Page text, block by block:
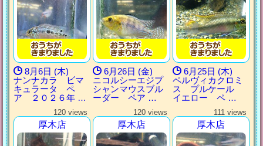
8月6日 (木)
ナンナカラ ビマ
キュラータ ペ
ア ２０２６年 …
6月26日 (金)
ニコルシーエジプ
シャンマウスブル
ーダー ペア …
6月25日 (木)
ペルヴィカクロミ
ス プルケール
イエロー ペ …
120 views
厚木店
120 views
厚木店
111 views
厚木店